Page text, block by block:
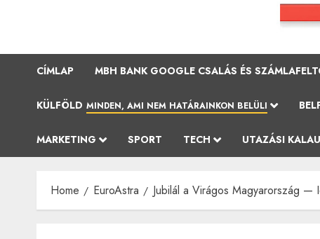
CÍMLAP MBH BANK GOOGLE CSALÁS ÉS
KÜLFÖLD MINDEN, AMI NEM HATÁRAINKON BELÜLI
MARKETING SPORT TECH UTAZÁSI
Home EuroAstra Jubilál a Virágos Magyarország —